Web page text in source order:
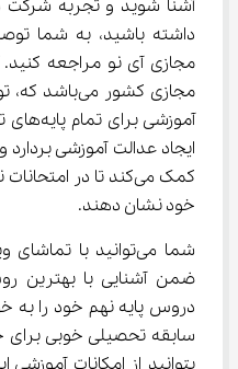
آشنا شوید و تجربه شرکت
مجازی آی نو مراجعه
آموزشی
کمک می‌کند تا در
خود نشان دهند.
شما می‌توانید با
ضمن آشنایی با بهترین
دروس پایه نهم خود را به
سابقه تحصیلی خوبی برای